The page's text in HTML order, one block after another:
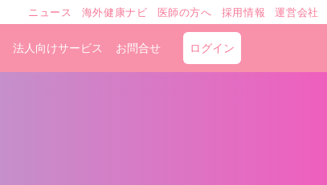
ニュース 海外健康ナビ 医師の方へ 採用情報 運営会社
法人向けサービス お問合せ ログイン